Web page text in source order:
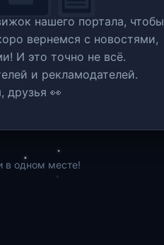
нашего портала, чтобы
вернемся c новостями,
И это точно не всё.
и рекламодателей.
друзья 👀
в одном месте!